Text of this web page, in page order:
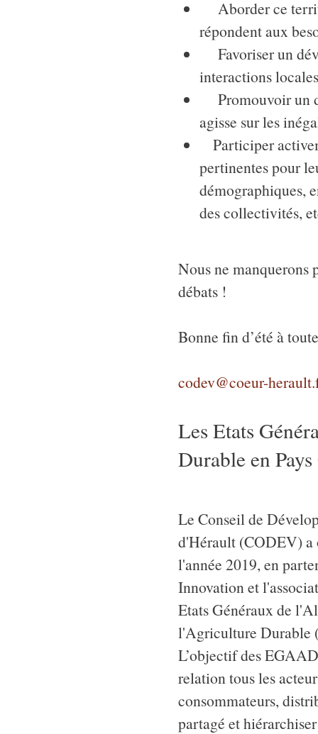
Aborder ce
répondent aux
Favoriser un
interactions
Promouvoir un
agisse sur les
Participer
pertinentes pour
démographiques,
des collectivités,
Nous ne manquerons
débats !
Bonne fin d’été à
codev@coeur-
Les Etats
Durable en
Le Conseil de
d'Hérault (CODEV) a
l'année 2019, en
Innovation et
Etats Généraux de
l'Agriculture Durable
L’objectif des
relation tous les
consommateurs,
partagé et